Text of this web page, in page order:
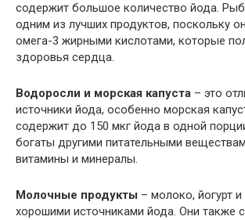
содержит большое количество йода.
одним из лучших продуктов, поскольку
омега-3 жирными кислотами, которые
здоровья сердца.
Водоросли и морская капуста – это
источники йода, особенно морская
содержит до 150 мкг йода в одной
богаты другими питательными
витамины и минералы.
Молочные продукты – молоко, йогурт
хорошими источниками йода. Они также